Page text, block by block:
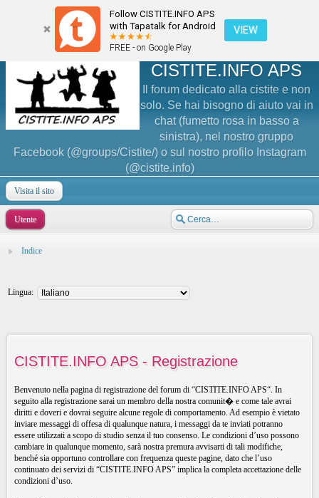
Follow CISTITE.INFO APS
with Tapatalk for Android
FREE - on Google Play
VIEW
CISTITE.INFO APS
Il forum dedicato alla cistite e non
solo. Se hai bisogno di aiuto vai in
chat (fumetto rosa in basso a
sinistra), nel nostro gruppo
Facebook (@groups/Cistite/) o sul nostro profilo Instagram
(@cistite.info)
Visita il sito
Utente
Indice
Lingua:
CISTITE.INFO APS - Registrazione
Benvenuto nella pagina di registrazione del forum di “CISTITE.INFO APS“. In
seguito alla registrazione sarai un membro della nostra comunit� e come tale avrai
diritti e doveri e dovrai seguire alcune regole di comportamento. Ad esempio è vietato
inviare messaggi di offesa di qualunque natura, i messaggi da te inviati potranno
essere utilizzati a scopo di studio senza il tuo consenso. Le condizioni d’uso possono
cambiare in qualunque momento, sarà nostra premura avvisarti di tali modifiche,
benché sia opportuno controllare con frequenza queste pagine, dato che l’uso
continuato dei servizi di “CISTITE.INFO APS” implica la completa accettazione delle
condizioni d’uso.